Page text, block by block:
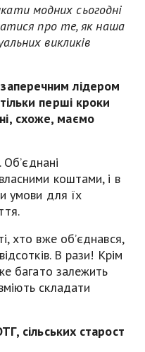
модних сьогодні
про те, як наша
викликів
лідером
перші кроки
схоже, маємо
коштами, і в
умови для їх
хто вже об’єднався,
В рази! Крім
багато залежить
складати
сільських старост